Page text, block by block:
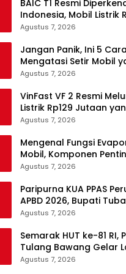
BAIC T1 Resmi
Indonesia, Mobil Listrik
Jutaan Siap Ramaikan
Agustus 7, 2026
Jangan Panik, Ini 5 Cara
Mengatasi Setir Mobil
Agustus 7, 2026
VinFast VF 2 Resmi
Listrik Rp129 Jutaan
Jadi Alternatif
Agustus 7, 2026
Mengenal Fungsi
Mobil, Komponen
Sering Terlupakan
Agustus 7, 2026
Paripurna KUA PPAS
APBD 2026, Bupati
Targetkan Pendapatan
Agustus 7, 2026
Semarak HUT ke-81 RI,
Tulang Bawang Gelar
Senam Udang Manis
Agustus 7, 2026